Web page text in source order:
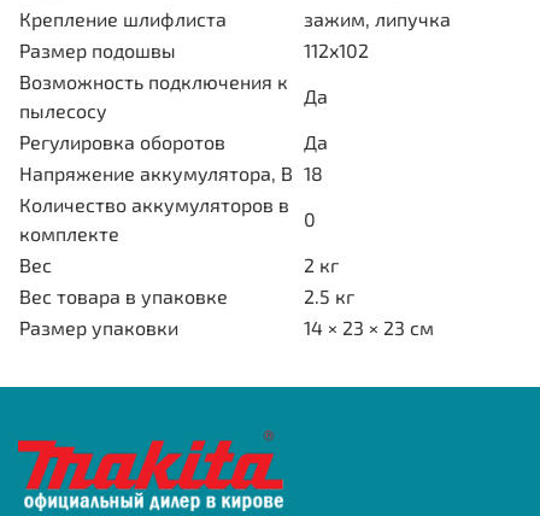
Крепление шлифлиста
зажим, липучка
Размер подошвы
112x102
Возможность подключения к
пылесосу
Да
Регулировка оборотов
Да
Напряжение аккумулятора, В 18
Количество аккумуляторов в
комплекте
0
Вес
2 кг
Вес товара в упаковке
2.5 кг
Размер упаковки
14 × 23 × 23 см